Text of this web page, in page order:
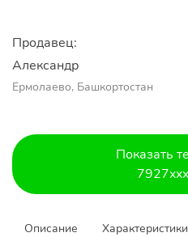
Продавец:
Александр
Ермолаево, Башкортостан
Показать
Описание Характеристики